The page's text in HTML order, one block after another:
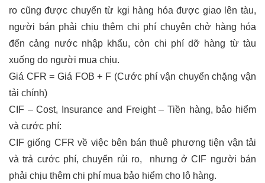
ro cũng được chuyển từ kgi hàng hóa được giao lên tàu,
người bán phải chịu thêm chi phí chuyên chở hàng hóa
đến cảng nước nhập khẩu, còn chi phí dỡ hàng từ tàu
xuống do người mua chịu.
Giá CFR = Giá FOB + F (Cước phí vận chuyển chặng vận
tải chính)
CIF – Cost, Insurance and Freight – Tiền hàng, bảo hiểm
và cước phí:
CIF giống CFR về việc bên bán thuê phương tiện vận tải
và trả cước phí, chuyển rủi ro, nhưng ở CIF người bán
phải chịu thêm chi phí mua bảo hiểm cho lô hàng.